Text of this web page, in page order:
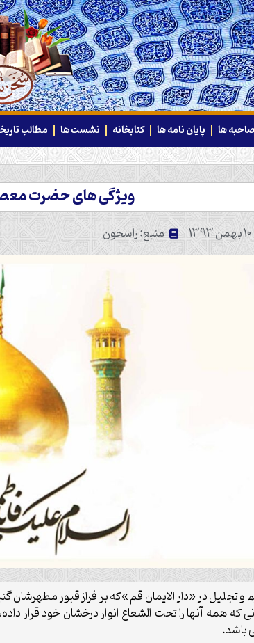
ها پایان نامه ها کتابخانه نشست ها مطالب
ویژگی های حضرت
10 بهمن 1393 منبع: راسخون
و تجلیل در «دار الایمان قم »که بر فراز قبور
که همه آنها را تحت الشعاع انوار درخشان خود